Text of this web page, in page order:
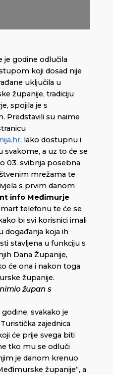
je godine odlučila
koji dosad nije
uključila u
županije, tradiciju
spojila je s
Predstavili su naime
, lako dostupnu i
a uz to će se
03. svibnja posebna
mrežama te
s prvim danom
info Međimurje
telefonu te će se
bi svi korisnici imali
događanja koja ih
stavljena u funkciju s
Dana Županije,
će ona i nakon toga
županije.
župan s
svakako je
zajednica
će prije svega biti
tko mu se odluči
je danom krenuo
županije“, a